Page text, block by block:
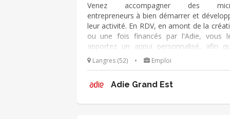
Venez accompagner des
entrepreneurs à bien démarrer et
leur activité. En RDV, en amont de la
ou une fois financés par l'Adie, vous
apportez un appui personnalisé, afin
deviennent autonomes dans leur métier
chef d’entreprise. Vous
active et dans la durée. Vous utilisez le
Langres (52) • Emploi
Adie Grand Est